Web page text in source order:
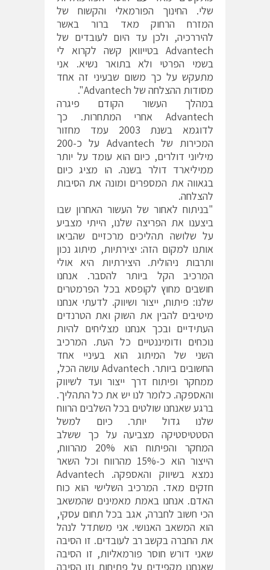
שלי. החינוך הפורמאלי והקשוח של
המזרח הרחוק מאד ברור באשר
להיררכיה, ולכן עד היום לעובדים של
Advantech בטייוואן קשה לקרוא לי
בשמי הפרטי ולא בתואר נשיא. אני
מתעקש על כך משום שבעיני זה אחד
מסודות ההצלחה של Advantech".
במהלך העשור הקודם פיגרה
Advantech אחרי המתחרות. כך
לדוגמא בשנת 2003 עמד מחזור
המכירות של Advantech על כ-200
מיליוני דולרים, כיום הוא עומד על יותר
ממיליארד דולר בשנה. הו מציג כיום
בגאווה את המספרים ומונה את הסיבות
להצלחה.
"בניתוח לאחור של העשור האחרון שבו
ביצענו את הפריצה שלנו, הייתי מצביע
על שלושה תהליכים מרכזיים שהביאו
אותנו למקום הזה: יצירתיות, מיתוג נכון
ותרבות ניהולית. היצירתיות היא אולי
המרכיב הקל ביותר להסבר. אנחנו
חושבים מחוץ לקופסא בכל הפרמטרים
שלנו: פיתוח, ייצור ושיווק. לדעתי אנחנו
מיטיבים להבין את השוק ואת הטרנדים
העתידיים ובכך אנחנו מצליחים להיות
נוכחים ודומיננטיים כל העת. המרכיב
השני של המיתוג הוא בעיניי אחד
החשובים ביותר. Advantech עושה הכל,
ממחקר ופיתוח דרך ייצור ועד לשיווק
והאספקה. כלומר לנו יש את כל התהליך.
ברגע שאנחנו שולטים בכל השלבים הרווח
שלנו גדול יותר. כיום למשל
הסטטיסטיקה מצביעה על כך ששלב
המחקר והפיתוח הוא 20% מהרווח,
הייצור הוא כ-15% מהרווח וכל השאר
נמצא בשיווק והאספקה. Advantech
חזקים מאד. המרכיב השלישי הוא כוח
האדם. אנחנו באמת מאמינים שהמשאב
הכי חשוב לחברה, אגב בכל תחום עסקי,
הוא המשאב האנושי. אני משתדל לנהל
את החברה בקשב רב לעובדים. זו הסיבה
שאני דורש חוסר פורמאליות, זו הסיבה
שאנחנו מקפידים על פתיחות וזו הסיבה